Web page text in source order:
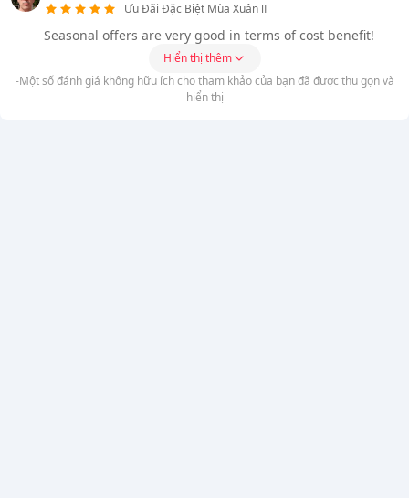
Ưu Đãi Đặc Biệt Mùa Xuân Ⅱ
Seasonal offers are very good in terms of cost benefit!
Hiển thị thêm
-Một số đánh giá không hữu ích cho tham khảo của bạn đã được thu gọn và
hiển thị